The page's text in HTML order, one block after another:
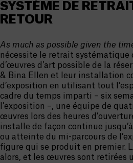
SYSTÈME DE
RETOUR
As much as possible given the
nécessite le retrait systématique
d’œuvres d’art possible de la
& Bina Ellen et leur installation
d’exposition en utilisant tout
cadre du temps imparti – six
l’exposition –, une équipe de
œuvres lors des heures
installe de façon continue
ou atteinte du mi-parcours de
figure qui se produit en premier.
alors, et les œuvres sont retirées